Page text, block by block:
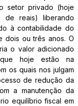
setor privado (hoje
de reais) liberando
à contabilidade do
dois ou três anos. O
o valor adicionado
hoje estão na
os quais nos julgam
de redução da
a manutenção da
equilíbrio fiscal em